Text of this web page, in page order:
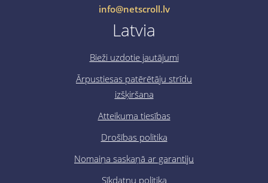
info@netscroll.lv
Latvia
Bieži uzdotie jautājumi
Ārpustiesas patērētāju strīdu
izšķiršana
Atteikuma tiesības
Drošības politika
Nomaiņa saskaņā ar garantiju
Sīkdatņu politika